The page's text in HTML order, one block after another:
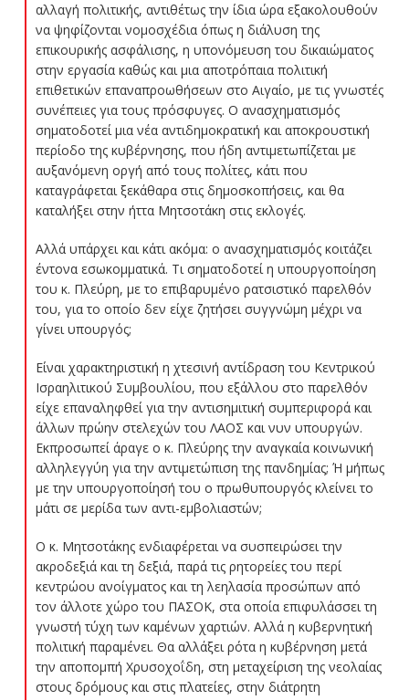
αλλαγή πολιτικής, αντιθέτως την ίδια ώρα εξακολουθούν
να ψηφίζονται νομοσχέδια όπως η διάλυση της
επικουρικής ασφάλισης, η υπονόμευση του δικαιώματος
στην εργασία καθώς και μια αποτρόπαια πολιτική
επιθετικών επαναπροωθήσεων στο Αιγαίο, με τις γνωστές
συνέπειες για τους πρόσφυγες. Ο ανασχηματισμός
σηματοδοτεί μια νέα αντιδημοκρατική και αποκρουστική
περίοδο της κυβέρνησης, που ήδη αντιμετωπίζεται με
αυξανόμενη οργή από τους πολίτες, κάτι που
καταγράφεται ξεκάθαρα στις δημοσκοπήσεις, και θα
καταλήξει στην ήττα Μητσοτάκη στις εκλογές.
Αλλά υπάρχει και κάτι ακόμα: ο ανασχηματισμός κοιτάζει
έντονα εσωκομματικά. Τι σηματοδοτεί η υπουργοποίηση
του κ. Πλεύρη, με το επιβαρυμένο ρατσιστικό παρελθόν
του, για το οποίο δεν είχε ζητήσει συγγνώμη μέχρι να
γίνει υπουργός;
Είναι χαρακτηριστική η χτεσινή αντίδραση του Κεντρικού
Ισραηλιτικού Συμβουλίου, που εξάλλου στο παρελθόν
είχε επαναληφθεί για την αντισημιτική συμπεριφορά και
άλλων πρώην στελεχών του ΛΑΟΣ και νυν υπουργών.
Εκπροσωπεί άραγε ο κ. Πλεύρης την αναγκαία κοινωνική
αλληλεγγύη για την αντιμετώπιση της πανδημίας; Ή μήπως
με την υπουργοποίησή του ο πρωθυπουργός κλείνει το
μάτι σε μερίδα των αντι-εμβολιαστών;
Ο κ. Μητσοτάκης ενδιαφέρεται να συσπειρώσει την
ακροδεξιά και τη δεξιά, παρά τις ρητορείες του περί
κεντρώου ανοίγματος και τη λεηλασία προσώπων από
τον άλλοτε χώρο του ΠΑΣΟΚ, στα οποία επιφυλάσσει τη
γνωστή τύχη των καμένων χαρτιών. Αλλά η κυβερνητική
πολιτική παραμένει. Θα αλλάξει ρότα η κυβέρνηση μετά
την αποπομπή Χρυσοχοΐδη, στη μεταχείριση της νεολαίας
στους δρόμους και στις πλατείες, στην διάτρητη